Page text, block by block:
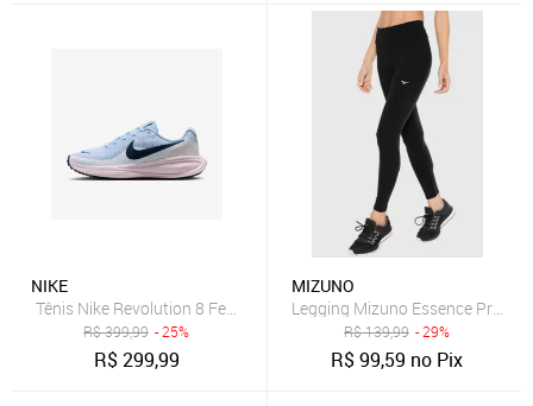
NIKE
Tênis Nike Revolution 8 Feminino
R$399,99 - 25%
R$299,99
MIZUNO
Legging Mizuno Essence Preta
R$139,99 - 29%
R$99,59 no Pix